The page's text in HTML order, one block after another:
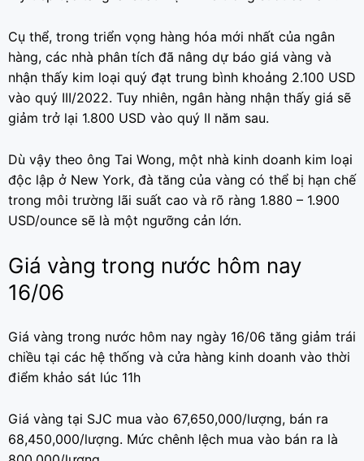
Cụ thể, trong triển vọng hàng hóa mới nhất của ngân
hàng, các nhà phân tích đã nâng dự báo giá vàng và
nhận thấy kim loại quý đạt trung bình khoảng 2.100 USD
vào quý III/2022. Tuy nhiên, ngân hàng nhận thấy giá sẽ
giảm trở lại 1.800 USD vào quý II năm sau.
Dù vậy theo ông Tai Wong, một nhà kinh doanh kim loại
độc lập ở New York, đà tăng của vàng có thể bị hạn chế
trong môi trường lãi suất cao và rõ ràng 1.880 – 1.900
USD/ounce sẽ là một ngưỡng cản lớn.
Giá vàng trong nước hôm nay
16/06
Giá vàng trong nước hôm nay ngày 16/06 tăng giảm trái
chiều tại các hệ thống và cửa hàng kinh doanh vào thời
điểm khảo sát lúc 11h
Giá vàng tại SJC mua vào 67,650,000/lượng, bán ra
68,450,000/lượng. Mức chênh lệch mua vào bán ra là